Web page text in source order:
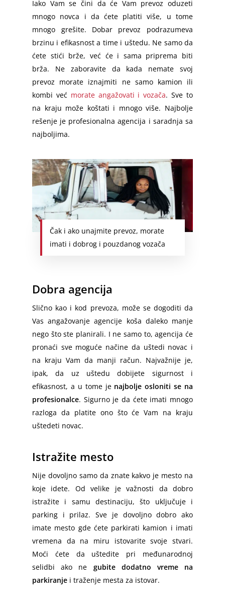
Iako Vam se čini da će Vam prevoz oduzeti
mnogo novca i da ćete platiti više, u tome
mnogo grešite. Dobar prevoz podrazumeva
brzinu i efikasnost a time i uštedu. Ne samo da
ćete stići brže, već će i sama priprema biti
brža. Ne zaboravite da kada nemate svoj
prevoz morate iznajmiti ne samo kamion ili
kombi već morate angažovati i vozača. Sve to
na kraju može koštati i mnogo više. Najbolje
rešenje je profesionalna agencija i saradnja sa
najboljima.
Čak i ako unajmite prevoz, morate
imati i dobrog i pouzdanog vozača
Dobra agencija
Slično kao i kod prevoza, može se dogoditi da
Vas angažovanje agencije koša daleko manje
nego što ste planirali. I ne samo to, agencija će
pronaći sve moguće načine da uštedi novac i
na kraju Vam da manji račun. Najvažnije je,
ipak, da uz uštedu dobijete sigurnost i
efikasnost, a u tome je najbolje osloniti se na
profesionalce. Sigurno je da ćete imati mnogo
razloga da platite ono što će Vam na kraju
uštedeti novac.
Istražite mesto
Nije dovoljno samo da znate kakvo je mesto na
koje idete. Od velike je važnosti da dobro
istražite i samu destinaciju, što uključuje i
parking i prilaz. Sve je dovoljno dobro ako
imate mesto gde ćete parkirati kamion i imati
vremena da na miru istovarite svoje stvari.
Moći ćete da uštedite pri međunarodnoj
selidbi ako ne gubite dodatno vreme na
parkiranje i traženje mesta za istovar.
Grocka
Surčin
Rakovica
Sopot
Besplatna Procena Selidbe
Prevoz Transport Selidbe
Selidba Klavira
Selidbe Specijalnih Tereta
Diplomatske Selidbe
Prevoz Kućnih Ljubimaca
Montaža Nameštaja
Emmezeta Dostava
Ikea Dostava
Odnošenje Šuta
Odnošenje Starog
Beograd – Sarajevo
Beograd – Skoplje
Beograd – Trebinje
Maribor – Beograd
Srbija – Hrvatska
Srbija – Crna Gora
Minhen – Beograd
Frankfurt – Beograd
Stuttgart – Beograd
Dortmund – Beograd
Hamburg – Srbija
Nirnberg – Beograd
Prevoz Beč
Beč – Beograd
Slovenija – Srbija
Ljubljana – Beograd
Srbija – Hrvatska
Srbija – BiH
Srbija – Slovenija
Srbija – Crna Gora
Srbija – Makedonija
Srbija – Nemačka
Pančevo
Mladenovac
Vranje
Zaječar
Jagodina
Požarevac
Prokuplje
Novi Pazar
Sremska Mitrovica
Pirot